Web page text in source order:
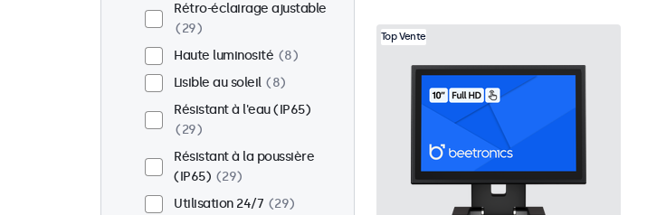
Rétro-éclairage ajustable
29
Haute luminosité
8
Lisible au soleil
8
Résistant à l'eau (IP65)
29
Résistant à la poussière
(IP65)
29
Utilisation 24/7
29
Top Vente